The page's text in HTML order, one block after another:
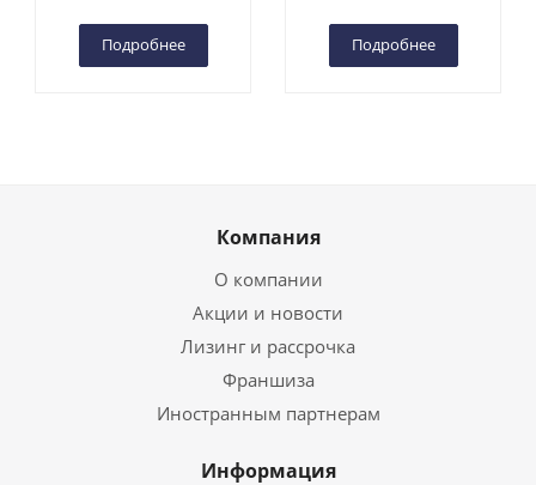
Подробнее Подробнее
Компания
О компании
Акции и новости
Лизинг и рассрочка
Франшиза
Иностранным партнерам
Информация